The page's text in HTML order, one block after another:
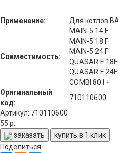
Применение: Для котлов
Совместимость:
MAIN-5 14 F
MAIN-5 18 F
MAIN-5 24 F
QUASAR E 18F
QUASAR E 24F
COMBI 80 l +
Оригинальный
код:
710110600
Артикул: 710110600
55 р.
заказать
купить в 1 клик
Поделиться